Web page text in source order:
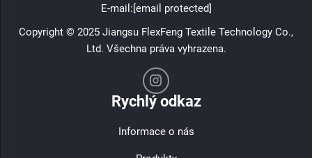
E-mail:[email protected]
Copyright © 2025 Jiangsu FlexFeng Textile Technology Co.,
Ltd. Všechna práva vyhrazena.
Rychlý odkaz
Informace o nás